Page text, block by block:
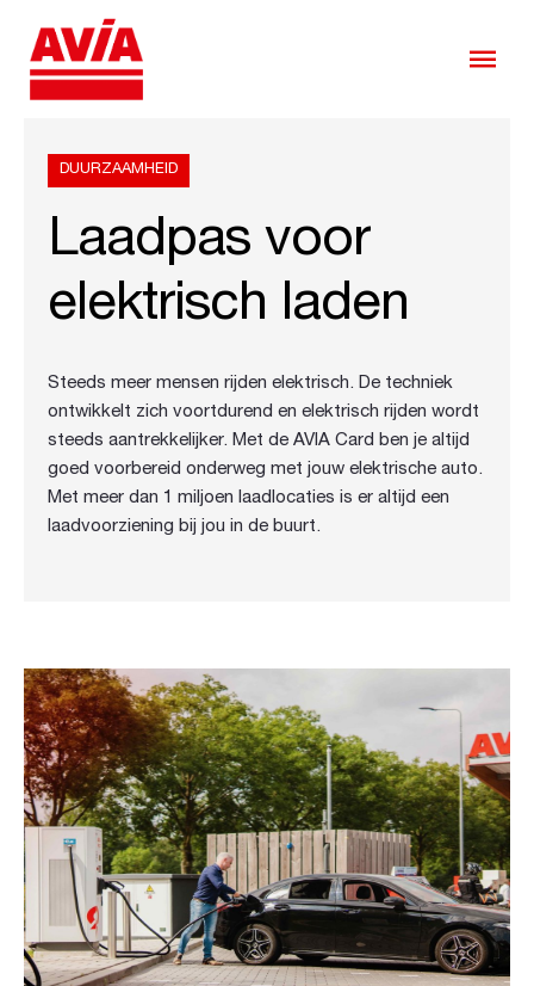
DUURZAAMHEID
Laadpas voor
elektrisch laden
Steeds meer mensen rijden elektrisch. De techniek
ontwikkelt zich voortdurend en elektrisch rijden wordt
steeds aantrekkelijker. Met de AVIA Card ben je altijd
goed voorbereid onderweg met jouw elektrische auto.
Met meer dan 1 miljoen laadlocaties is er altijd een
laadvoorziening bij jou in de buurt.